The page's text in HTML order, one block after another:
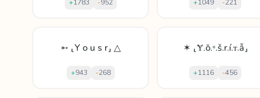
+1783 -952 +1049 -221
➵ ⸤Y o u s r⸥ △
+943 -268
✶ ⸤Ɏ.ō.ᵘ.š.r.í.ᴛ.ẫ⸥
+1116 -456